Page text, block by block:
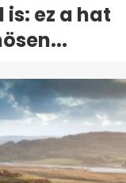
ez a hat